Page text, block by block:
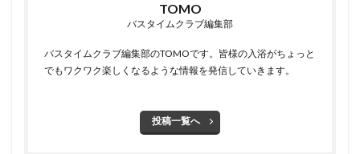
TOMO
バスタイムクラブ編集部
バスタイムクラブ編集部のTOMOです。皆様の入浴がちょっと
でもワクワク楽しくなるような情報を発信していきます。
投稿一覧へ